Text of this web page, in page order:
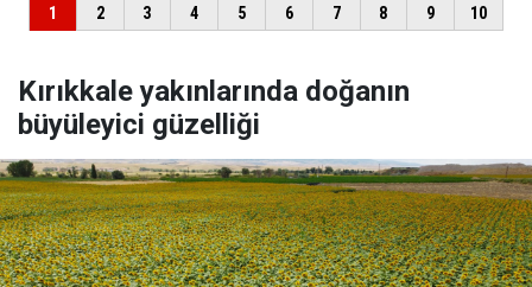
Kırıkkale yakınlarında doğanın
büyüleyici güzelliği